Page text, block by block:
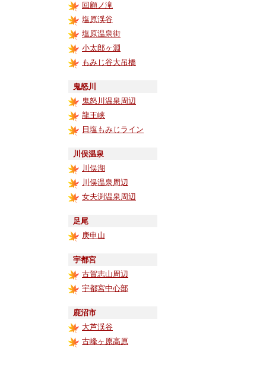
回顧ノ滝
塩原渓谷
塩原温泉街
小太郎ヶ淵
もみじ谷大吊橋
鬼怒川
鬼怒川温泉周辺
龍王峡
日塩もみじライン
川俣温泉
川俣湖
川俣温泉周辺
女夫渕温泉周辺
足尾
庚申山
宇都宮
古賀志山周辺
宇都宮中心部
鹿沼市
大芦渓谷
古峰ヶ原高原